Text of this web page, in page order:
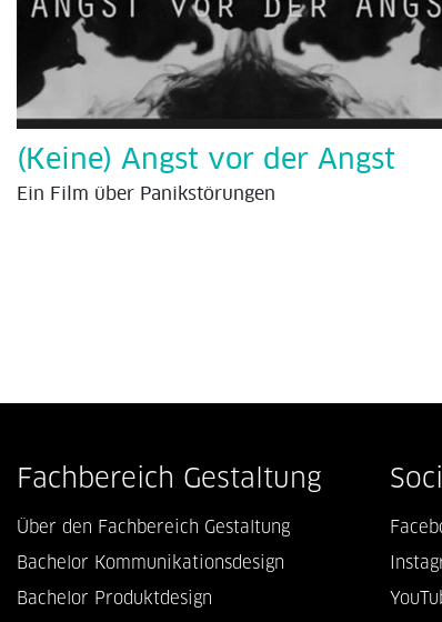
(Keine) Angst vor der Angst
Ein Film über Panikstörungen
Fachbereich Gestaltung
Über den Fachbereich Gestaltung
Bachelor Kommunikationsdesign
Bachelor Produktdesign